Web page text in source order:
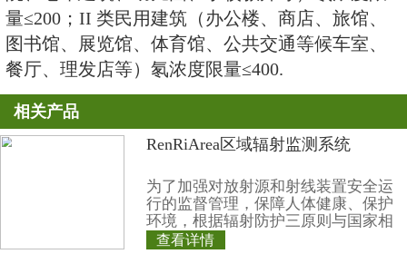
下建筑氡及其子体控制标准》
定：（1）已建的地下建筑的行动
400（贝克）；（2）待建的地下建
当量浓度为200(贝克).这是基于我
情况，即通常不作为永久性住宅
况并非如此，则应采用相应标准
平，《民用建筑工程内部环境污